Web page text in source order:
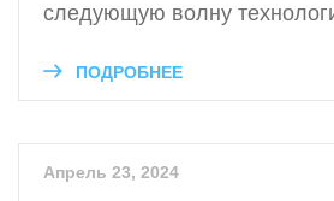
следующую волну
ПОДРОБНЕЕ
Апрель 23, 2024